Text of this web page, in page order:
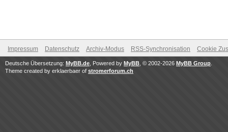
Impressum Datenschutz Archiv-Modus RSS-Synchronisation Cookie
Deutsche Übersetzung: MyBB.de , Powered by MyBB , © 2002-2026 MyBB Group
Theme created by erklaerbaer of stromerforum.ch